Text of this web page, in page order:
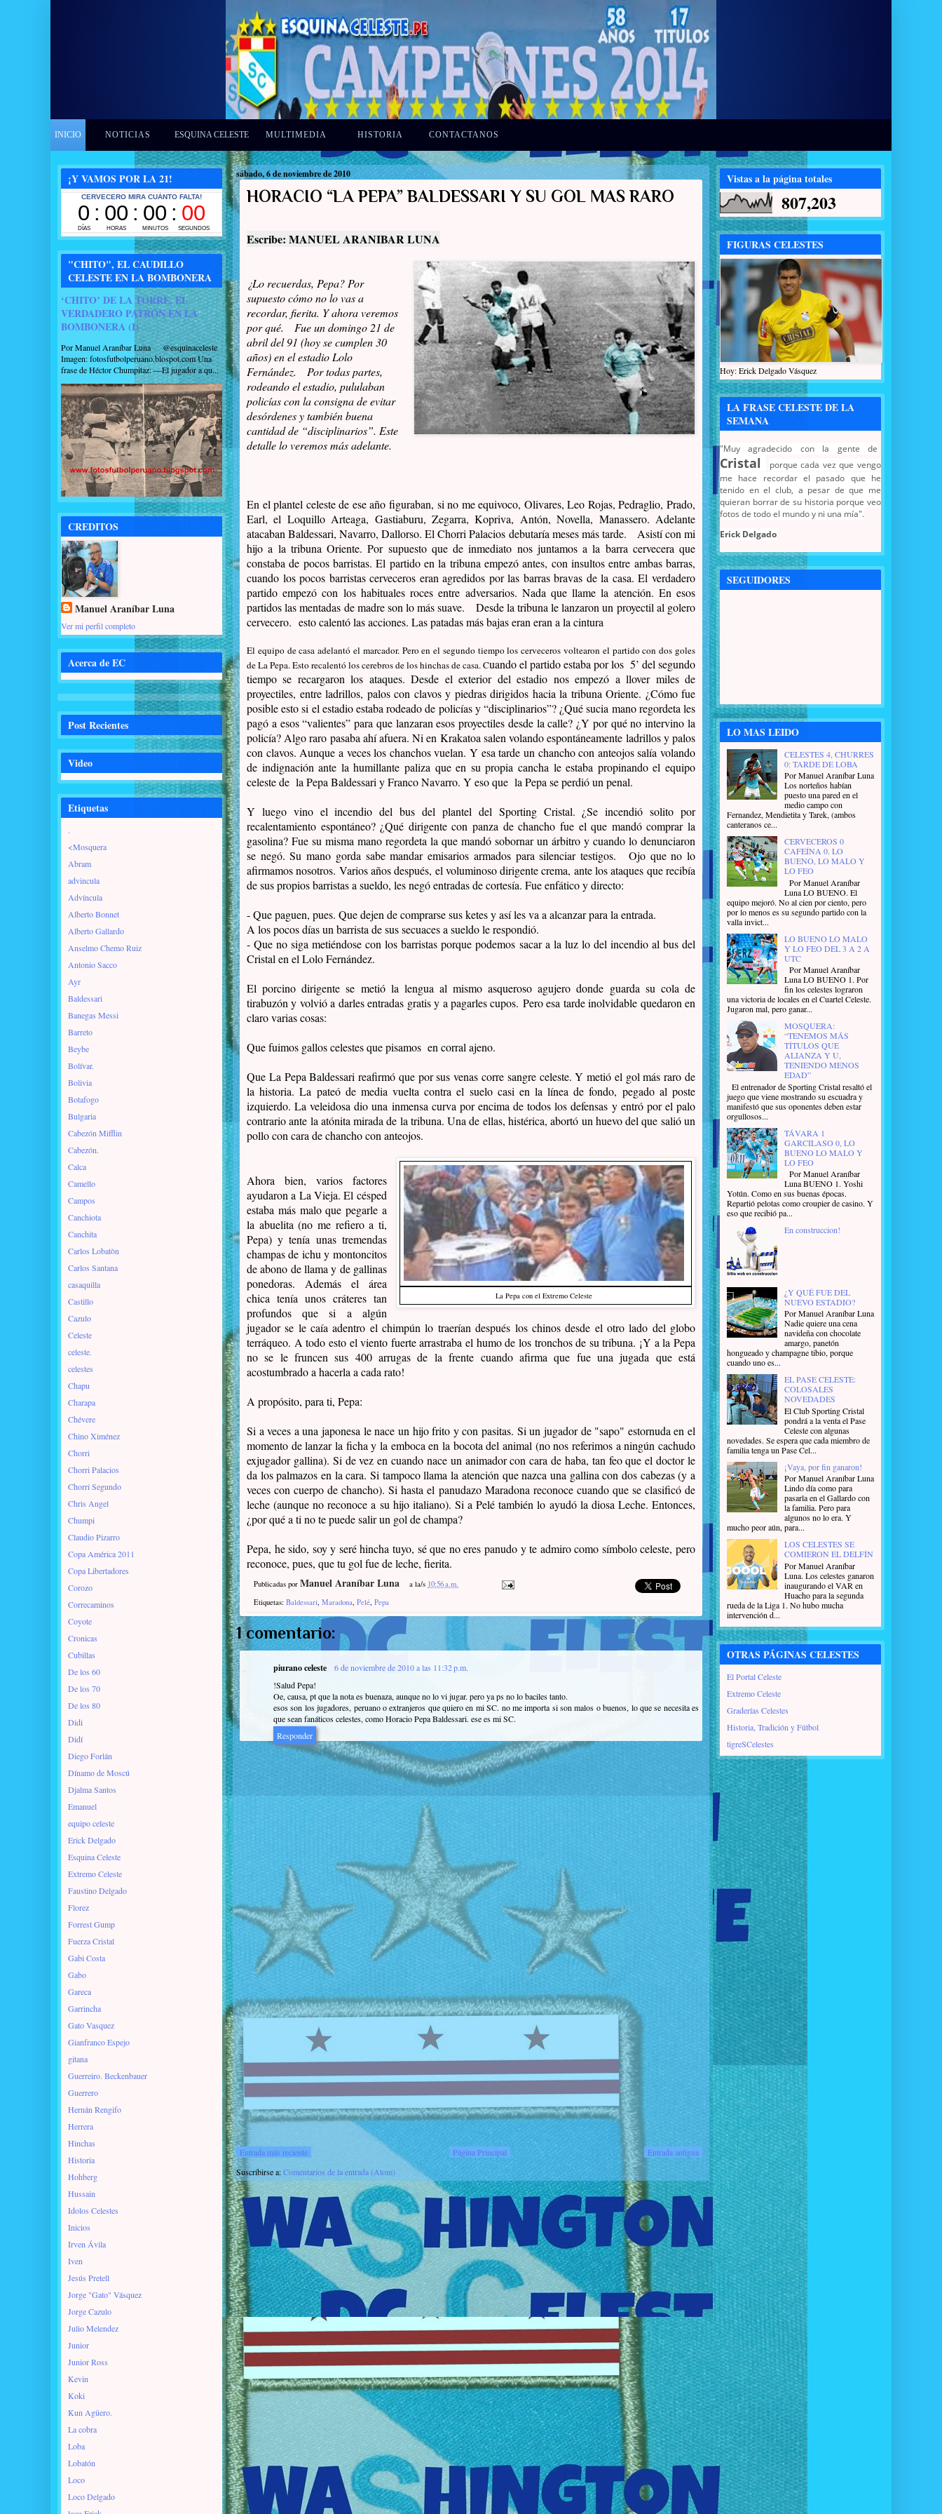
INICIO NOTICIAS ESQUINA CELESTE MULTIMEDIA HISTORIA CONTACTANOS
sábado, 6 de noviembre de 2010
HORACIO “LA PEPA” BALDESSARI Y SU GOL MAS RARO
Escribe: MANUEL ARANIBAR LUNA
¿Lo recuerdas, Pepa? Por
supuesto cómo no lo vas a
recordar, fierita. Y ahora veremos
por qué.
Fue un domingo 21 de
abril del 91 (hoy se cumplen 30
años) en el estadio Lolo
Fernández.
Por todas partes,
rodeando el estadio, pululaban
policías con la consigna de evitar
desórdenes y también buena
cantidad de “disciplinarios”. Este
detalle lo veremos más adelante.
En el plantel celeste de ese año figuraban, si no me equivoco, Olivares, Leo Rojas, Pedraglio, Prado,
Earl, el Loquillo Arteaga, Gastiaburu, Zegarra, Kopriva, Antón, Novella, Manassero. Adelante
atacaban Baldessari, Navarro, Dallorso. El Chorri Palacios debutaría meses más tarde.
Asistí con mi
hijo a la tribuna Oriente. Por supuesto que de inmediato nos juntamos a la barra cervecera que
constaba de pocos barristas. El partido en la tribuna empezó antes, con insultos entre ambas barras,
cuando los pocos barristas cerveceros eran agredidos por las barras bravas de la casa. El verdadero
partido empezó con los habituales roces entre adversarios. Nada que llame la atención. En esos
partidos las mentadas de madre son lo más suave.
Desde la tribuna le lanzaron un proyectil al golero
cervecero. esto calentó las acciones. Las patadas más bajas eran eran a la cintura
El equipo de casa adelantó el marcador. Pero en el segundo tiempo los cerveceros voltearon el partido con dos goles
de La Pepa. Esto recalentó los cerebros de los hinchas de casa. Cuando el partido estaba por los 5’ del segundo
tiempo se recargaron los ataques. Desde el exterior del estadio nos empezó a llover miles de
proyectiles, entre ladrillos, palos con clavos y piedras dirigidos hacia la tribuna Oriente. ¿Cómo fue
posible esto si el estadio estaba rodeado de policías y “disciplinarios”? ¿Qué sucia mano regordeta les
pagó a esos “valientes” para que lanzaran esos proyectiles desde la calle? ¿Y por qué no intervino la
policía? Algo raro pasaba ahí afuera. Ni en Krakatoa salen volando espontáneamente ladrillos y palos
con clavos. Aunque a veces los chanchos vuelan. Y esa tarde un chancho con anteojos salía volando
de indignación ante la humillante paliza que en su propia cancha le estaba propinando el equipo
celeste de la Pepa Baldessari y Franco Navarro. Y eso que la Pepa se perdió un penal.
Y luego vino el incendio del bus del plantel del Sporting Cristal. ¿Se incendió solito por
recalentamiento espontáneo? ¿Qué dirigente con panza de chancho fue el que mandó comprar la
gasolina? Fue su misma mano regordeta la que mandó sobornar un árbitro y cuando lo denunciaron
se negó. Su mano gorda sabe mandar emisarios armados para silenciar testigos.
Ojo que no lo
afirmamos nosotros. Varios años después, el voluminoso dirigente crema, ante los ataques que recibía
de sus propios barristas a sueldo, les negó entradas de cortesía. Fue enfático y directo:
- Que paguen, pues. Que dejen de comprarse sus ketes y así les va a alcanzar para la entrada.
A los pocos días un barrista de sus secuaces a sueldo le respondió.
- Que no siga metiéndose con los barristas porque podemos sacar a la luz lo del incendio al bus del
Cristal en el Lolo Fernández.
El porcino dirigente se metió la lengua al mismo asqueroso agujero donde guarda su cola de
tirabuzón y volvió a darles entradas gratis y a pagarles cupos. Pero esa tarde inolvidable quedaron en
claro varias cosas:
Que fuimos gallos celestes que pisamos en corral ajeno.
Que La Pepa Baldessari reafirmó que por sus venas corre sangre celeste. Y metió el gol más raro de
la historia. La pateó de media vuelta contra el suelo casi en la línea de fondo, pegado al poste
izquierdo. La veleidosa dio una inmensa curva por encima de todos los defensas y entró por el palo
contrario ante la atónita mirada de la tribuna. Una de ellas, histérica, abortó un huevo del que salió un
pollo con cara de chancho con anteojos.
La Pepa con el Extremo Celeste
Ahora bien, varios factores
ayudaron a La Vieja. El césped
estaba más malo que pegarle a
la abuelita (no me refiero a ti,
Pepa) y tenía unas tremendas
champas de ichu y montoncitos
de abono de llama y de gallinas
ponedoras. Además el área
chica tenía unos cráteres tan
profundos que si a algún
jugador se le caía adentro el chimpún lo traerían después los chinos desde el otro lado del globo
terráqueo. A todo esto el viento fuerte arrastraba el humo de los tronchos de su tribuna. ¡Y ala Pepa
no se le fruncen sus 400 arrugas de la frente cuando afirma que fue una jugada que está
acostumbrado a hacerla a cada rato!
A propósito, para ti, Pepa:
Si a veces a una japonesa le nace un hijo frito y con pasitas. Si un jugador de "sapo" estornuda en el
momento de lanzar la ficha y la emboca en la bocota del animal (no nos referimos a ningún cachudo
exjugador gallina). Si de vez en cuando nace un animador con cara de haba, tan feo que el doctor le
da los palmazos en la cara. Si tampoco llama la atención que nazca una gallina con dos cabezas (y a
veces con cuerpo de chancho). Si hasta el panudazo Maradona reconoce cuando que se clasificó de
leche (aunque no reconoce a su hijo italiano). Si a Pelé también lo ayudó la diosa Leche. Entonces,
¿por qué a ti no te puede salir un gol de champa?
Pepa, he sido, soy y seré hincha tuyo, sé que no eres panudo y te admiro como símbolo celeste, pero
reconoce, pues, que tu gol fue de leche, fierita.
Publicadas por Manuel Araníbar Luna a la/s 10:56 a.m.
Etiquetas: Baldessari Maradona Pelé Pepa
1 comentario:
piurano celeste
6 de noviembre de 2010 a las 11:32 p.m.
!Salud Pepa!
Oe, causa, pt que la nota es buenaza, aunque no lo vi jugar. pero ya ps no lo baciles tanto.
esos son los jugadores, peruano o extranjeros que quiero en mi SC. no me importa si son malos o buenos, lo que se necesita es
que sean fanáticos celestes, como Horacio Pepa Baldessari. ese es mi SC.
Responder
Entrada más reciente Entrada antigua
Página Principal
Suscribirse a:Comentarios de la entrada (Atom)
¡Y VAMOS POR LA 21!
"CHITO", EL CAUDILLO
CELESTE EN LA BOMBONERA
‘CHITO’ DE LA TORRE, EL
VERDADERO PATRÓN EN LA
BOMBONERA (I)
Por Manuel Araníbar Luna @esquinaceleste
Imagen: fotosfutbolperuano.blospot.com Una
frase de Héctor Chumpitaz: —El jugador a qu...
CREDITOS
Manuel Araníbar Luna
Ver mi perfil completo
Acerca de EC
Post Recientes
Video
Etiquetas
.
<Mosquera
Abram
advincula
Advíncula
Alberto Bonnet
Alberto Gallardo
Anselmo Chemo Ruiz
Antonio Sacco
Ayr
Baldessari
Banegas Messi
Barreto
Beybe
Bolívar.
Bolivia
Botafogo
Bulgaria
Cabezón Mifflin
Cabezón.
Calca
Camello
Campos
Canchiota
Canchita
Carlos Lobatòn
Carlos Santana
casaquilla
Castillo
Cazulo
Celeste
celeste.
celestes
Chapu
Charapa
Chévere
Chino Ximénez
Chorri
Chorri Palacios
Chorri Segundo
Chris Angel
Chumpi
Claudio Pizarro
Copa América 2011
Copa Libertadores
Corozo
Correcaminos
Coyote
Cronicas
Cubillas
De los 60
De los 70
De los 80
Didi
Didí
Diego Forlán
Dínamo de Moscú
Djalma Santos
Emanuel
equipo celeste
Erick Delgado
Esquina Celeste
Extremo Celeste
Faustino Delgado
Florez
Forrest Gump
Fuerza Cristal
Gabi Costa
Gabo
Gareca
Garrincha
Gato Vasquez
Gianfranco Espejo
gitana
Guerreiro. Beckenbauer
Guerrero
Hernán Rengifo
Herrera
Hinchas
Historia
Hohberg
Hussain
Idolos Celestes
Inicios
Irven Ávila
Iven
Jesús Pretell
Jorge "Gato" Vásquez
Jorge Cazulo
Julio Melendez
Junior
Junior Ross
Kevin
Koki
Kun Agüero.
La cobra
Loba
Lobatón
Loco
Loco Delgado
Vistas a la página totales
807,203
FIGURAS CELESTES
Hoy: Erick Delgado Vásquez
LA FRASE CELESTE DE LA
SEMANA
"Muy agradecido con la gente de
Cristal
porque cada vez que vengo
me hace recordar el pasado que he
tenido en el club, a pesar de que me
quieran borrar de su historia porque veo
fotos de todo el mundo y ni una mía".
Erick Delgado
SEGUIDORES
LO MAS LEIDO
CELESTES 4, CHURRES
0: TARDE DE LOBA
Por Manuel Araníbar Luna
Los norteños habían
puesto una pared en el
medio campo con
Fernandez, Mendietita y Tarek, (ambos
canteranos ce...
CERVECEROS 0
CAFEÍNA 0. LO
BUENO, LO MALO Y
LO FEO
Por Manuel Araníbar
Luna LO BUENO. El
equipo mejoró. No al cien por ciento, pero
por lo menos es su segundo partido con la
valla invict...
LO BUENO LO MALO
Y LO FEO DEL 3 A 2 A
UTC
Por Manuel Araníbar
Luna LO BUENO 1. Por
fin los celestes lograron
una victoria de locales en el Cuartel Celeste.
Jugaron mal, pero ganar...
MOSQUERA:
“TENEMOS MÁS
TÍTULOS QUE
ALIANZA Y U,
TENIENDO MENOS
EDAD”
El entrenador de Sporting Cristal resaltó el
juego que viene mostrando su escuadra y
manifestó que sus oponentes deben estar
orgullosos...
TÁVARA 1
GARCILASO 0, LO
BUENO LO MALO Y
LO FEO
Por Manuel Araníbar
Luna BUENO 1. Yoshi
Yotún. Como en sus buenas épocas.
Repartió pelotas como croupier de casino. Y
eso que recibió pa...
En construccion!
¿Y QUÉ FUE DEL
NUEVO ESTADIO?
Por Manuel Araníbar Luna
Nadie quiere una cena
navideña con chocolate
amargo, panetón
hongueado y champagne tibio, porque
cuando uno es...
EL PASE CELESTE:
COLOSALES
NOVEDADES
El Club Sporting Cristal
pondrá a la venta el Pase
Celeste con algunas
novedades. Se espera que cada miembro de
familia tenga un Pase Cel...
¡Vaya, por fin ganaron!
Por Manuel Araníbar Luna
Lindo día como para
pasarla en el Gallardo con
la familia. Pero para
algunos no lo era. Y
mucho peor aún, para...
LOS CELESTES SE
COMIERON EL DELFÍN
Por Manuel Araníbar
Luna. Los celestes ganaron
inaugurando el VAR en
Huacho para la segunda
rueda de la Liga 1. No hubo mucha
intervención d...
OTRAS PÁGINAS CELESTES
El Portal Celeste
Extremo Celeste
Graderías Celestes
Historia, Tradición y Fútbol
tigreSCelestes